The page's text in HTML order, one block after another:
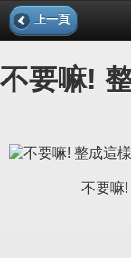
上一頁
不要嘛!
不要嘛! 整成